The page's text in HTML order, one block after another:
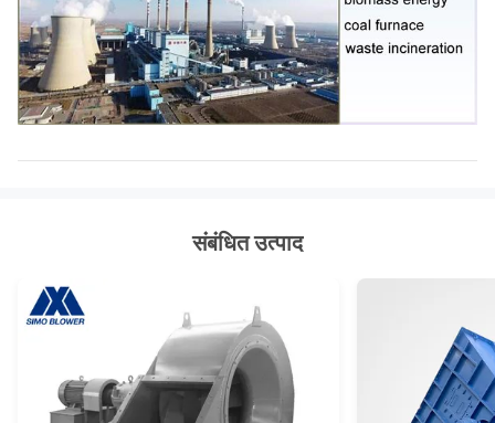
संबंधित उत्पाद